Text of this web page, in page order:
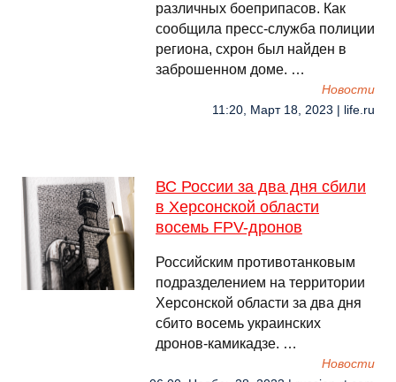
различных боеприпасов. Как
сообщила пресс-служба полиции
региона, схрон был найден в
заброшенном доме. …
Новости
11:20, Март 18, 2023 | life.ru
ВС России за два дня сбили
в Херсонской области
восемь FPV-дронов
Российским противотанковым
подразделением на территории
Херсонской области за два дня
сбито восемь украинских
дронов-камикадзе. …
Новости